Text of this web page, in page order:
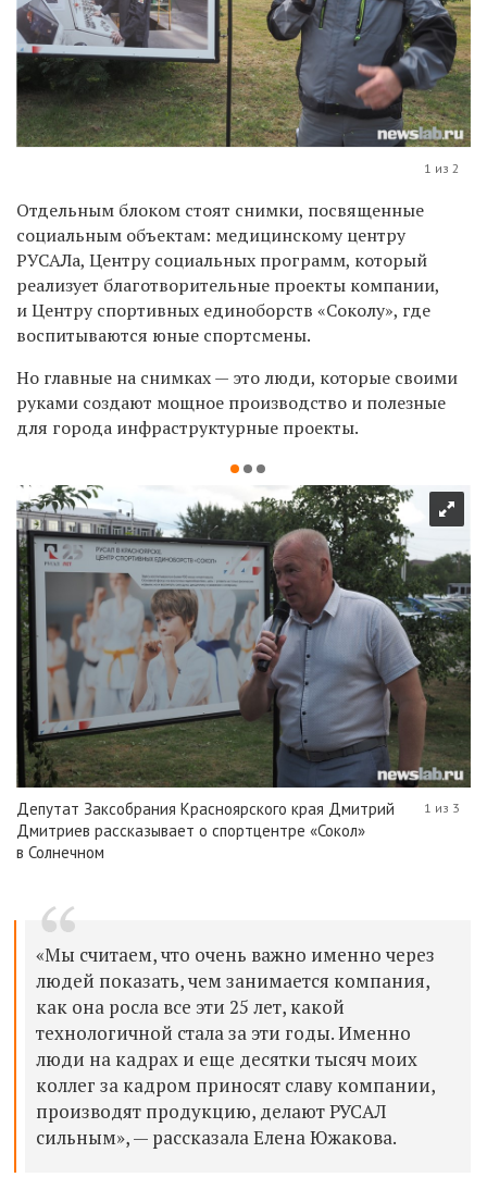
1 из 2
Отдельным блоком стоят снимки, посвященные
социальным объектам: медицинскому центру
РУСАЛа, Центру социальных программ, который
реализует благотворительные проекты компании,
и Центру спортивных единоборств «Соколу», где
воспитываются юные спортсмены.
Но главные на снимках — это люди, которые своими
руками создают мощное производство и полезные
для города инфраструктурные проекты.
Депутат Заксобрания Красноярского края Дмитрий
Дмитриев рассказывает о спортцентре «Сокол»
в Солнечном
1 из 3
«Мы считаем, что очень важно именно через
людей показать, чем занимается компания,
как она росла все эти 25 лет, какой
технологичной стала за эти годы. Именно
люди на кадрах и еще десятки тысяч моих
коллег за кадром приносят славу компании,
производят продукцию, делают РУСАЛ
сильным», — рассказала Елена Южакова.